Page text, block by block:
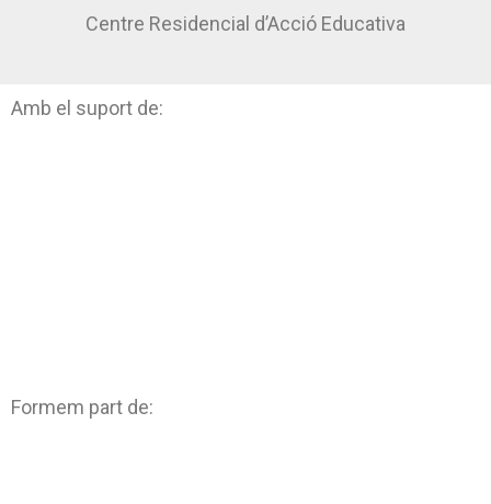
Centre Residencial d’Acció Educativa
Amb el suport de:
Formem part de: